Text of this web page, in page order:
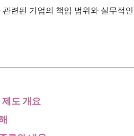
련된 기업의 책임 범위와 실무적
도 개요